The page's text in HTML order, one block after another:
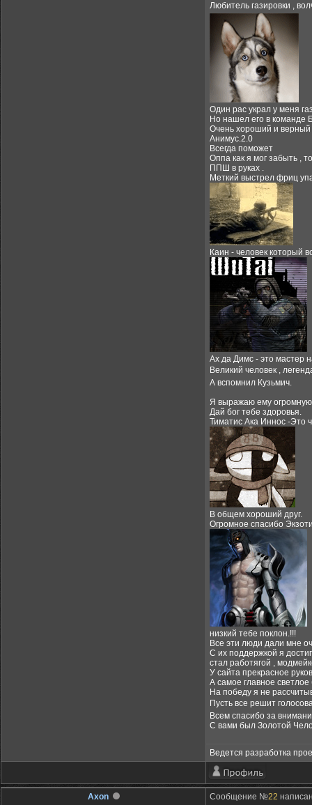
Любитель газировки ,
Один рас украл у меня
Но нашел его в команде
Очень хороший и верный
Анимус.2.0
Всегда поможет
Оппа как я мог забыть ,
ППШ в руках .
Меткий выстрел фриц
Каин - человек который
Ах да Димс - это мастер
Великий человек ,
А вспомнил Кузьмич.
Я выражаю ему огромную
Дай бог тебе здоровья.
Тиматис Ака Иннос -Это
В общем хороший друг.
Огромное спасибо
низкий тебе поклон.!!!
Все эти люди дали мне
С их поддержкой я
стал работягой ,
У сайта прекрасное
А самое главное
На победу я не
Пусть все решит
Всем спасибо за
С вами был Золотой
Ведется разработка
Axon Сообщение №22